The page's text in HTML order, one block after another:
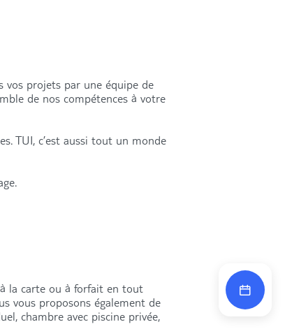
vos projets par une équipe de
de nos compétences à votre
TUI, c’est aussi tout un monde
à la carte ou à forfait en tout
vous proposons également de
chambre avec piscine privée,